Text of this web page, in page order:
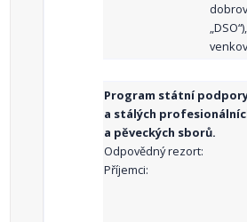
Program státní
a stálých
a pěveckých sborů.
Odpovědný rezort:
Příjemci: